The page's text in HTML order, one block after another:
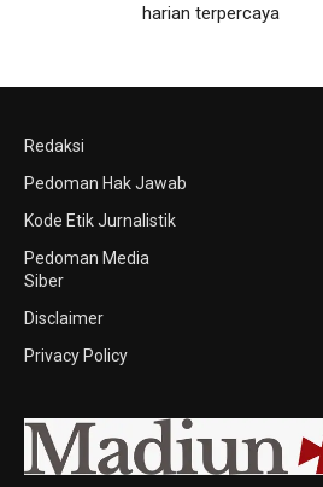
harian terpercaya
Redaksi
Pedoman Hak Jawab
Kode Etik Jurnalistik
Pedoman Media
Siber
Disclaimer
Privacy Policy